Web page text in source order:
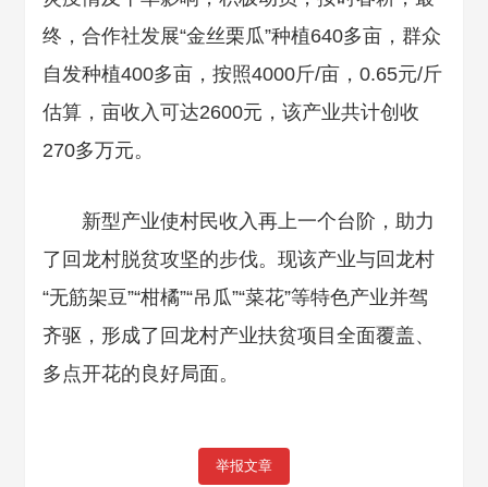
终，合作社发展“金丝栗瓜”种植640多亩，群众
自发种植400多亩，按照4000斤/亩，0.65元/斤
估算，亩收入可达2600元，该产业共计创收
270多万元。
新型产业使村民收入再上一个台阶，助力
了回龙村脱贫攻坚的步伐。现该产业与回龙村
“无筋架豆”“柑橘”“吊瓜”“菜花”等特色产业并驾
齐驱，形成了回龙村产业扶贫项目全面覆盖、
多点开花的良好局面。
举报文章